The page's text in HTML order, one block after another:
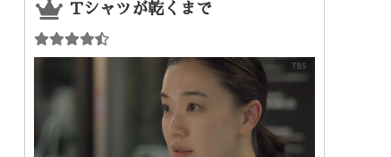
Tシャツが乾くまで